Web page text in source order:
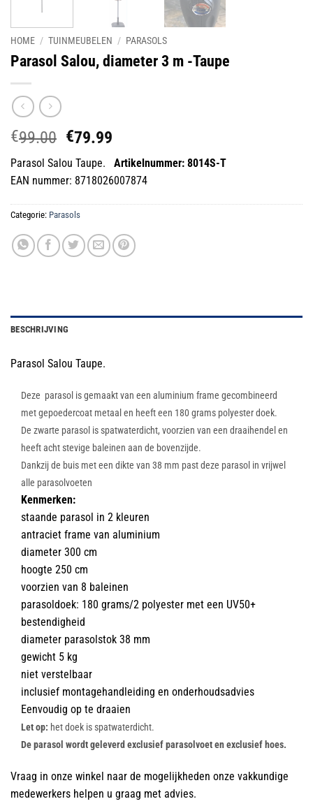
HOME / TUINMEUBELEN / PARASOLS
Parasol Salou, diameter 3 m -Taupe
€99.00 Oorspronkelijke
prijs
was:
€99.00.
€79.99
prijs
is:
€79.99.
Parasol Salou Taupe.
Artikelnummer: 8014S-T
EAN nummer: 8718026007874
Categorie: Parasols
BESCHRIJVING
Parasol Salou Taupe.
Deze parasol is gemaakt van een aluminium frame gecombineerd
met gepoedercoat metaal en heeft een 180 grams polyester doek.
De zwarte parasol is spatwaterdicht, voorzien van een draaihendel en
heeft acht stevige baleinen aan de bovenzijde.
Dankzij de buis met een dikte van 38 mm past deze parasol in vrijwel
alle parasolvoeten
Kenmerken:
staande parasol in 2 kleuren
antraciet frame van aluminium
diameter 300 cm
hoogte 250 cm
voorzien van 8 baleinen
parasoldoek: 180 grams/2 polyester met een UV50+
bestendigheid
diameter parasolstok 38 mm
gewicht 5 kg
niet verstelbaar
inclusief montagehandleiding en onderhoudsadvies
Eenvoudig op te draaien
Let op: het doek is spatwaterdicht.
De parasol wordt geleverd exclusief parasolvoet en exclusief hoes.
Vraag in onze winkel naar de mogelijkheden onze vakkundige
medewerkers helpen u graag met advies.